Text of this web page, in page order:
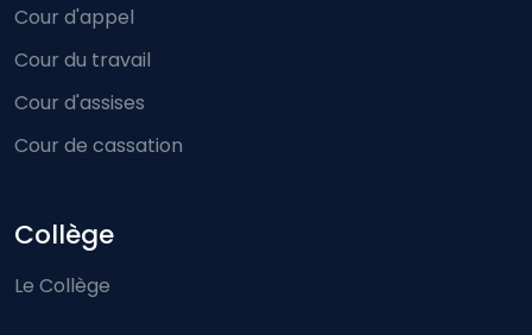
Cour d'appel
Cour du travail
Cour d'assises
Cour de cassation
Collège
Le Collège